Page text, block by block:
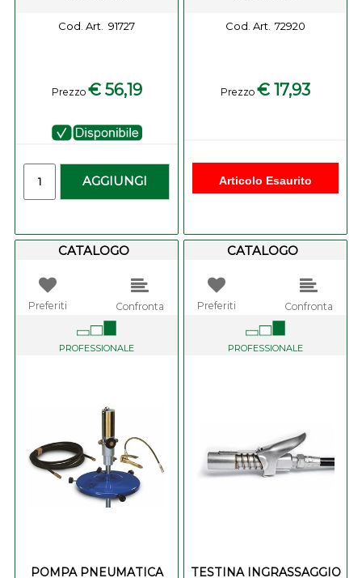
Cod. Art. 91727
Prezzo € 56,19
AGGIUNGI
Cod. Art. 72920
Prezzo € 17,93
Articolo Esaurito
CATALOGO
Preferiti Confronta
PROFESSIONALE
POMPA PNEUMATICA
CATALOGO
Preferiti Confronta
PROFESSIONALE
TESTINA INGRASSAGGIO